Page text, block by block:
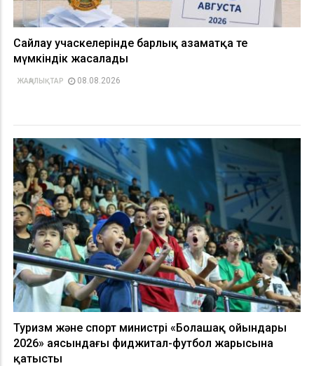
Сайлау учаскелерінде барлық азаматқа тең
мүмкіндік жасалады
ЖАҢАЛЫҚТАР 08.08.2026
Туризм және спорт министрі «Болашақ ойындары
2026» аясындағы фиджитал-футбол жарысына
қатысты